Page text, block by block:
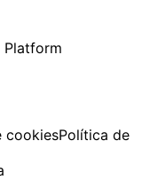
Platform
cookiesPolítica de